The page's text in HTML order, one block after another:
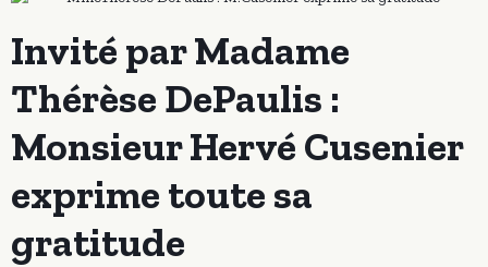
Invité par Madame
Thérèse DePaulis :
Monsieur Hervé Cusenier
exprime toute sa
gratitude